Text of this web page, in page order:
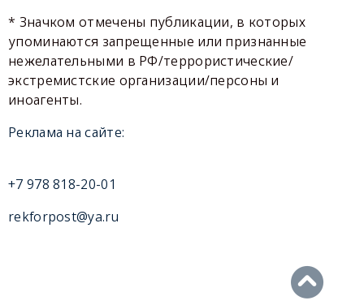
* Значком отмечены публикации, в которых
упоминаются запрещенные или признанные
нежелательными в РФ/террористические/
экстремистские организации/персоны и
иноагенты.
Реклама на сайте:
+7 978 818-20-01
rekforpost@ya.ru